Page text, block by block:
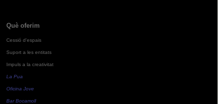
Què oferim
Cessió d'espais
Suport a les entitats
Impuls a la creativitat
La Pua
Oficina Jove
Bar Bocamoll